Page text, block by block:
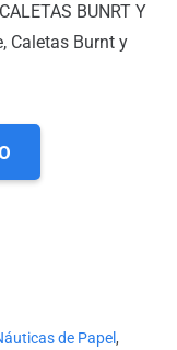
BUNRT Y
Caletas Burnt y
de Papel,